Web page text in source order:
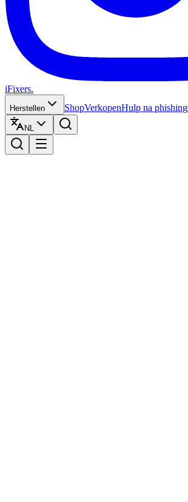
iFixers.
Herstellen ShopVerkopenHulp na phishing
NL